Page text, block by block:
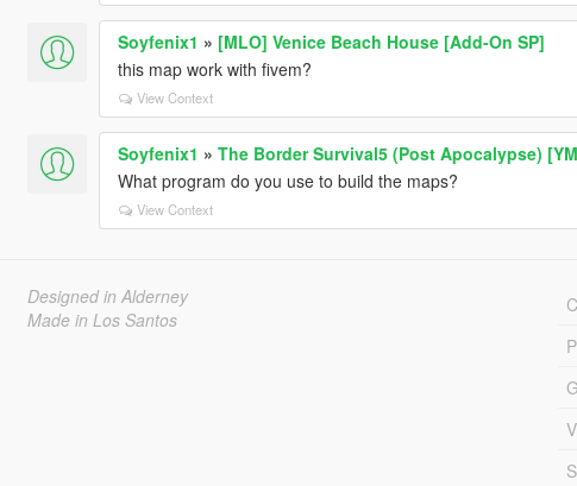
Soyfenix1 » [MLO] Venice Beach House [Add-On SP]
this map work with fivem?
View Context
Soyfenix1 » The Border Survival5 (Post Apocalypse)
What program do you use to build the maps?
View Context
Designed in Alderney
Made in Los Santos